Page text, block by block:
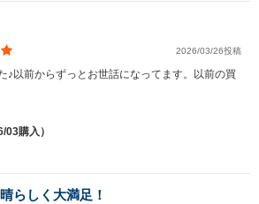
2026/03/26投稿
♪以前からずっとお世話になってます。以前の買
購入）
らしく大満足！